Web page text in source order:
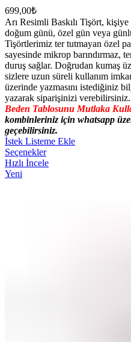
699,00₺
Arı Resimli Baskılı Tişört,
doğum günü, özel gün veya
Tişörtlerimiz ter tutmayan özel
sayesinde mikrop barındırmaz,
duruş sağlar. Doğrudan kumaş
sizlere uzun süreli kullanım
üzerinde yazmasını istediğiniz
yazarak siparişinizi verebilirsiniz.
Beden Tablosunu Mutlaka
kombinleriniz için whatsapp
geçebilirsiniz.
İstek Listeme Ekle
Seçenekler
Hızlı İncele
Yeni